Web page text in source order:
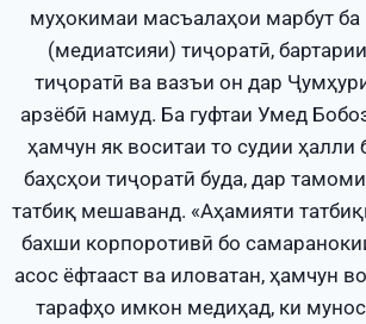
муҳокимаи масъалаҳои марбут
(медиатсияи) тиҷоратӣ,
тиҷоратӣ ва вазъи он дар
арзёбӣ намуд. Ба гуфтаи Умед
ҳамчун як воситаи то судии ҳалли
баҳсҳои тиҷоратӣ буда, дар
татбиқ мешаванд. «Аҳамияти
бахши корпоротивӣ бо
асос ёфтааст ва иловатан, ҳамчун
тарафҳо имкон медиҳад, ки